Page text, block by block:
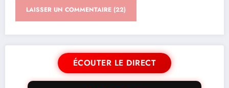
ÉCOUTER LE DIRECT